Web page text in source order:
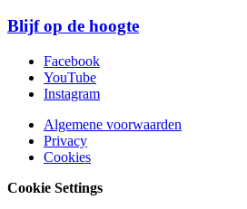
Blijf op de hoogte
Facebook
YouTube
Instagram
Algemene voorwaarden
Privacy
Cookies
Cookie Settings